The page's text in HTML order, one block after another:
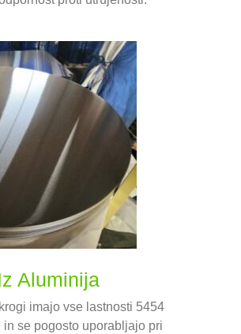
Aluminija
imajo vse lastnosti 5454
se pogosto uporabljajo pri